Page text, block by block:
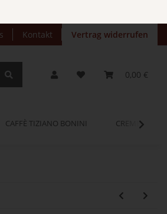
Kontakt Vertrag widerrufen
0,00 €
CAFFÈ TIZIANO BONINI CREMEO